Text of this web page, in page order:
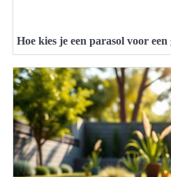
Hoe kies je een parasol voor